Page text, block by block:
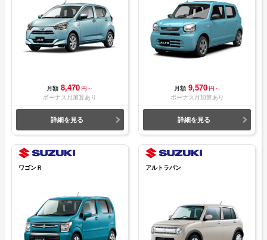
月額 8,470 円～
ボーナス月加算あり
詳細を見る
月額 9,570 円～
ボーナス月加算あり
詳細を見る
ワゴンＲ アルトラパン